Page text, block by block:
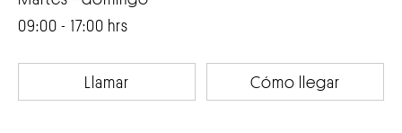
09:00 - 17:00 hrs
Llamar Cómo llegar